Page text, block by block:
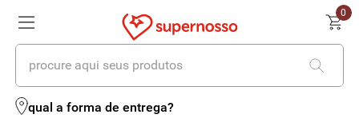
0
procure aqui seus produtos
qual a forma de entrega?
termos mais buscados